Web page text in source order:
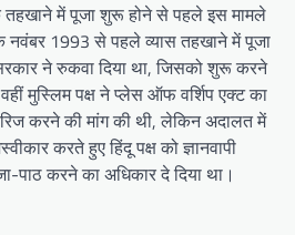
तहखाने में पूजा शुरू होने से पहले इस मामले
नवंबर 1993 से पहले व्यास तहखाने में पूजा
ने रुकवा दिया था, जिसको शुरू करने
मुस्लिम पक्ष ने प्लेस ऑफ वर्शिप एक्ट का
करने की मांग की थी, लेकिन अदालत में
करते हुए हिंदू पक्ष को ज्ञानवापी
पाठ करने का अधिकार दे दिया था।